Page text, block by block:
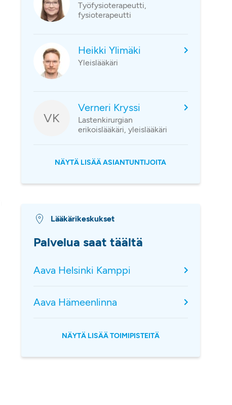
Työfysioterapeutti,
fysioterapeutti
Heikki Ylimäki
Yleislääkäri
VK
Verneri Kryssi
Lastenkirurgian
erikoislääkäri, yleislääkäri
NÄYTÄ LISÄÄ ASIANTUNTIJOITA
Lääkärikeskukset
Palvelua saat täältä
Aava Helsinki Kamppi
Aava Hämeenlinna
NÄYTÄ LISÄÄ TOIMIPISTEITÄ